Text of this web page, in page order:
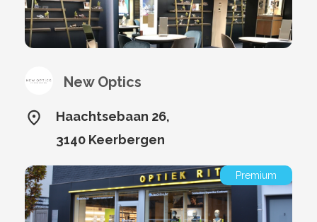
New Optics
Haachtsebaan 26,
3140 Keerbergen
Premium